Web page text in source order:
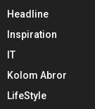
Headline
Inspiration
IT
Kolom Abror
LifeStyle